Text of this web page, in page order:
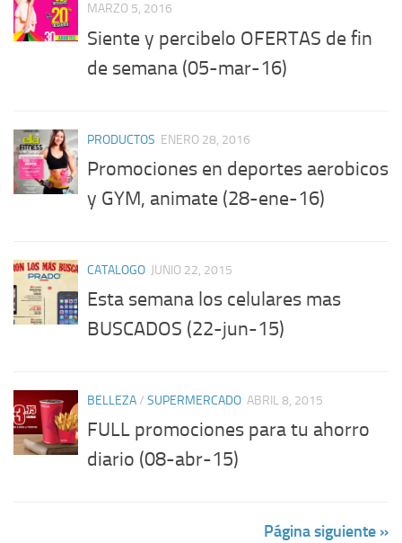
MARZO 5, 2016
Siente y percibelo OFERTAS de fin
de semana (05-mar-16)
PRODUCTOS ENERO 28, 2016
Promociones en deportes aerobicos
y GYM, animate (28-ene-16)
CATALOGO JUNIO 22, 2015
Esta semana los celulares mas
BUSCADOS (22-jun-15)
BELLEZA/ SUPERMERCADO ABRIL 8, 2015
FULL promociones para tu ahorro
diario (08-abr-15)
Página siguiente »